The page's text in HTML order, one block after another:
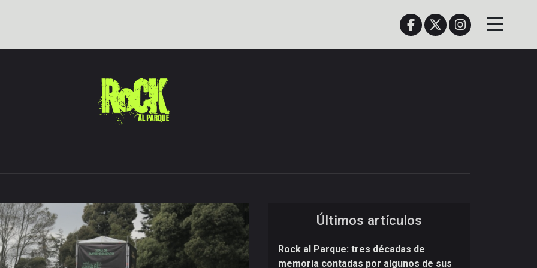
Últimos artículos
Rock al Parque: tres décadas de
memoria contadas por algunos de sus